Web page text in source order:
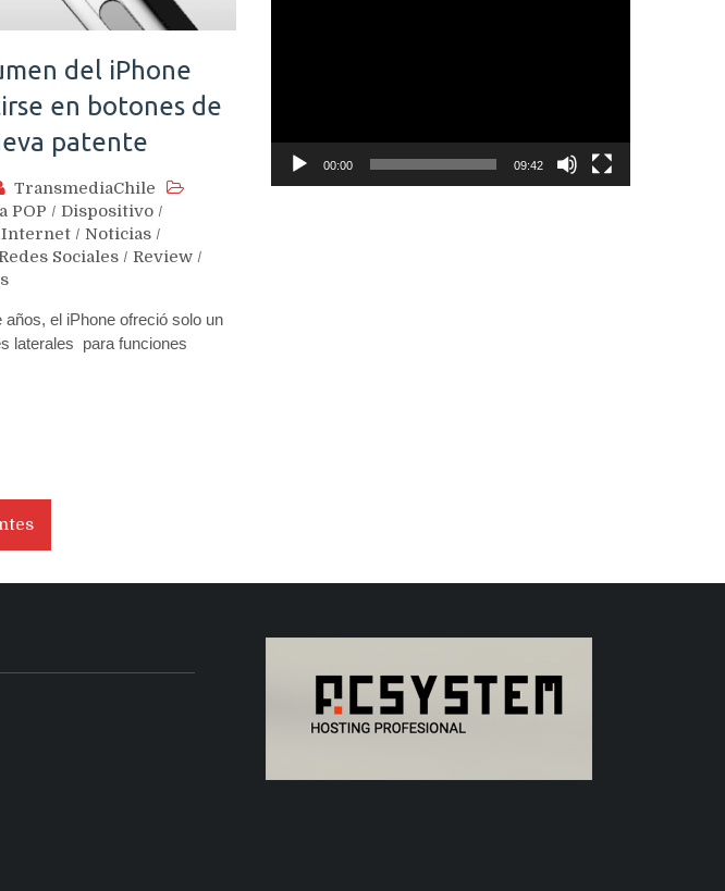
del iPhone
en botones de
patente
TransmediaChile
POP / Dispositivo /
Internet / Noticias /
Sociales / Review /
el iPhone ofreció solo un
laterales para funciones
00:00 09:42